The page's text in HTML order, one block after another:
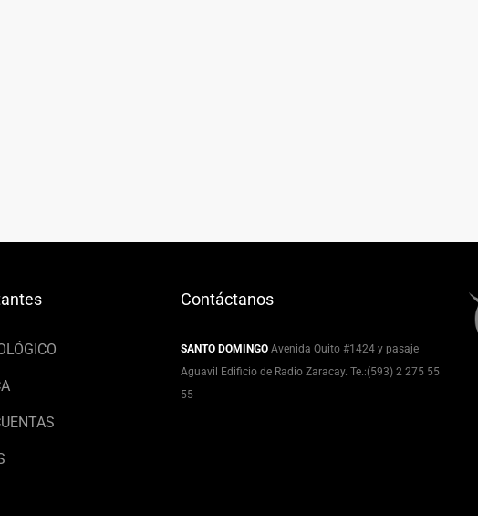
Contáctanos
SANTO DOMINGO Avenida Quito #1424 y pasaje
Aguavil Edificio de Radio Zaracay. Te.:(593) 2 275 55
55